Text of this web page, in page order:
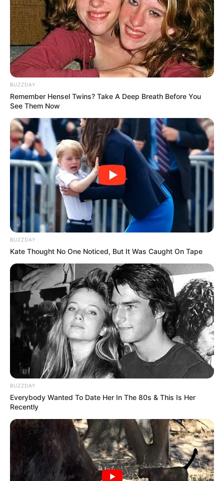
(foto: instagram/satomisakas)
10. Halte bus toror itu sekarang menjadi objek wisata
terpopuler di daerah tersebut.
(foto: boredpanda)
Baca juga:Unik & Kreatif, 10 Trik yang Wajib Pengguna
Handphone Ketahui
Wah kreatif sekali ya pasangan lansia tersebut. Kemampuan
BUZZDAY
Remember Hensel Twins? Take A Deep Breath Before You
See Them Now
BUZZDAY
Kate Thought No One Noticed, But It Was Caught On Tape
BUZZDAY
Everybody Wanted To Date Her In The 80s & This Is Her
Recently